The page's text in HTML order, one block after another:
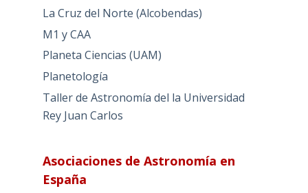
La Cruz del Norte (Alcobendas)
M1 y CAA
Planeta Ciencias (UAM)
Planetología
Taller de Astronomía del la Universidad
Rey Juan Carlos
Asociaciones de Astronomía en
España